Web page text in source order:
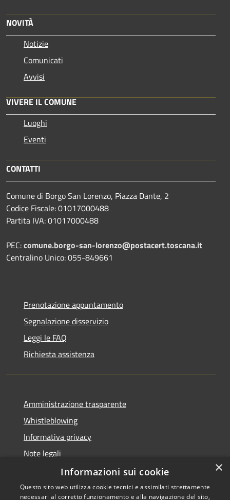
NOVITÀ
Notizie
Comunicati
Avvisi
VIVERE IL COMUNE
Luoghi
Eventi
CONTATTI
Comune di Borgo San Lorenzo, Piazza Dante, 2
Codice Fiscale: 01017000488
Partita IVA: 01017000488
PEC:comune.borgo-san-lorenzo@postacert.toscana.it
Centralino Unico: 055-849661
Prenotazione appuntamento
Segnalazione disservizio
Leggi le FAQ
Richiesta assistenza
Amministrazione trasparente
Whistleblowing
Informativa privacy
Note legali
Dichiarazione di accessibilità
×
Informazioni sui cookie
Questo sito web utilizza cookie tecnici e assimilati strettamente
necessari al corretto funzionamento e alla navigazione del sito,